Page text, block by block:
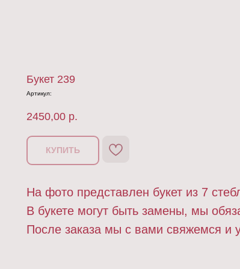
Букет 239
Артикул:
2450,00 р.
КУПИТЬ
На фото представлен букет из 7
В букете могут быть замены, мы
После заказа мы с вами свяжемся и